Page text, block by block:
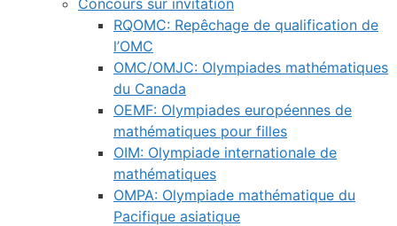
Concours sur invitation
RQOMC: Repêchage de qualification de
l’OMC
OMC/OMJC: Olympiades mathématiques
du Canada
OEMF: Olympiades européennes de
mathématiques pour filles
OIM: Olympiade internationale de
mathématiques
OMPA: Olympiade mathématique du
Pacifique asiatique